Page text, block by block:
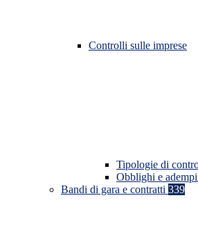
Controlli sulle imprese
Tipologie di
Obblighi e
Bandi di gara e contratti 339